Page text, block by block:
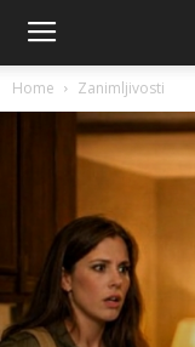
Home Zanimljivosti